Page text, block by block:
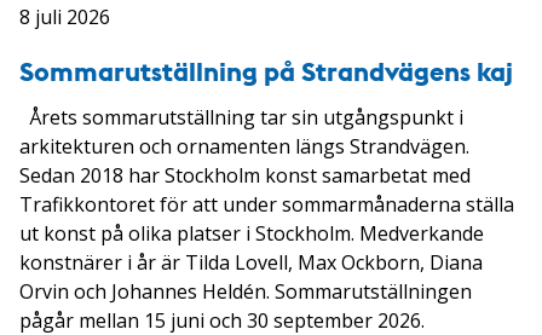
8 juli 2026
Sommarutställning på Strandvägens kaj
Årets sommarutställning tar sin utgångspunkt i
arkitekturen och ornamenten längs Strandvägen.
Sedan 2018 har Stockholm konst samarbetat med
Trafikkontoret för att under sommarmånaderna ställa
ut konst på olika platser i Stockholm. Medverkande
konstnärer i år är Tilda Lovell, Max Ockborn, Diana
Orvin och Johannes Heldén. Sommarutställningen
pågår mellan 15 juni och 30 september 2026.